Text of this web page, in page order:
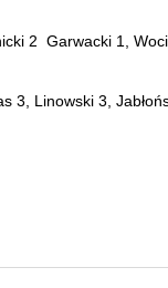
2 Garwacki 1,
3, Linowski 3,